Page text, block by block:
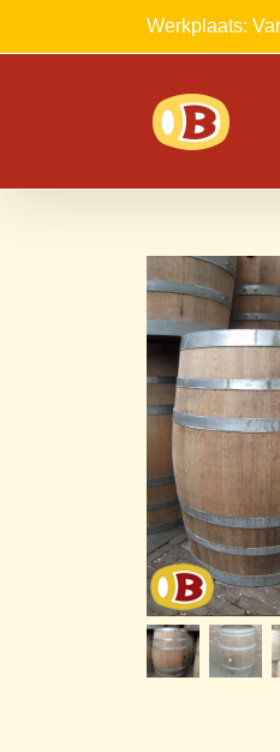
Werkplaats: